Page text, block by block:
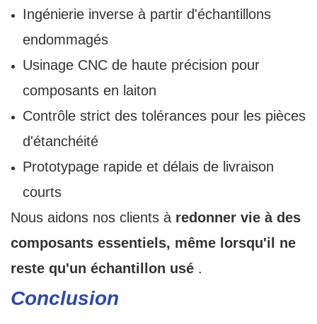
Ingénierie inverse à partir d'échantillons
endommagés
Usinage CNC de haute précision pour
composants en laiton
Contrôle strict des tolérances pour les pièces
d'étanchéité
Prototypage rapide et délais de livraison
courts
Nous aidons nos clients à redonner vie à des
composants essentiels, même lorsqu'il ne
reste qu'un échantillon usé .
Conclusion